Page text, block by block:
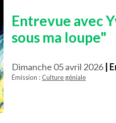
Entrevue avec
sous ma loupe"
Dimanche 05 avril 2026 |
Émission :Culture géniale